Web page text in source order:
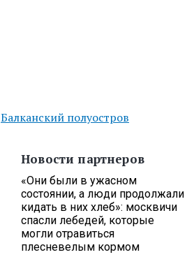
Балканский полуостров
Новости партнеров
«Они были в ужасном
состоянии, а люди продолжали
кидать в них хлеб»: москвичи
спасли лебедей, которые
могли отравиться
плесневелым кормом